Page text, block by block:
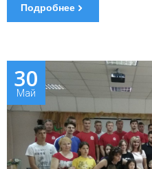
Подробнее
30
Май